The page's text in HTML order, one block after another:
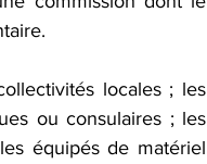
locales ; les
ou consulaires ; les
équipés de matériel